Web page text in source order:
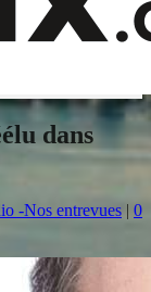
dans
-Nos entrevues | 0